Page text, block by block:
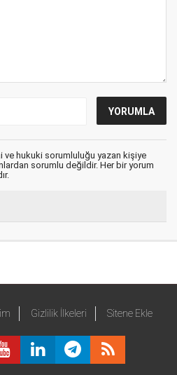
ve hukuki sorumluluğu yazan kişiye
sorumlu değildir. Her bir yorum
Gizlilik İlkeleri Sitene Ekle